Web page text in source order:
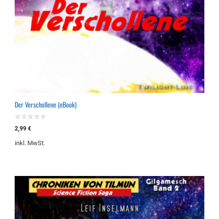
Der Verschollene (eBook)
0
v
n
2,99 €
inkl. MwSt.